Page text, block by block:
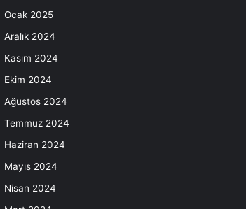
Ocak 2025
Aralık 2024
Kasım 2024
Ekim 2024
Ağustos 2024
Temmuz 2024
Haziran 2024
Mayıs 2024
Nisan 2024